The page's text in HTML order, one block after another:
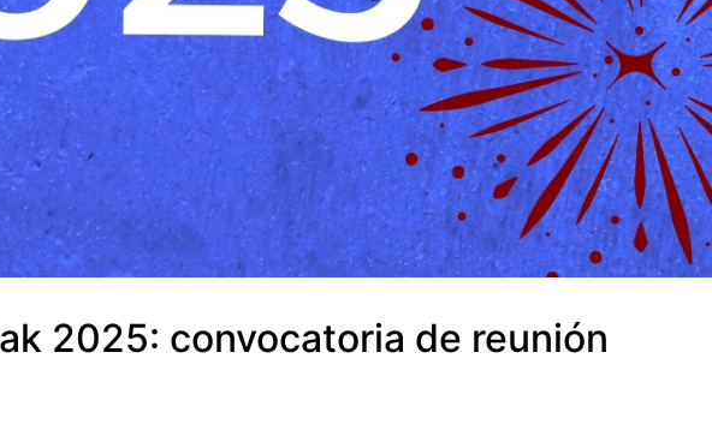
2025: convocatoria de reunión